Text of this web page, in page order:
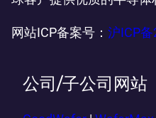
网站ICP备案号： 沪ICP
公司/子公司网站